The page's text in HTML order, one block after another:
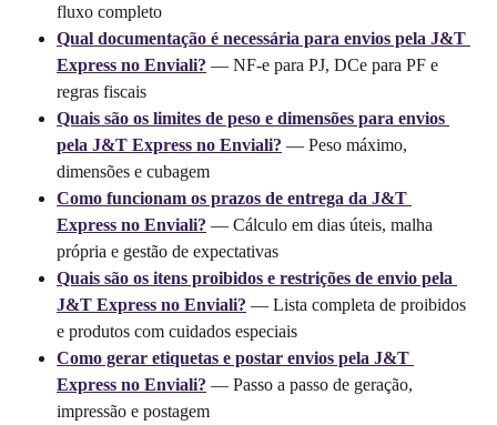
fluxo completo
Qual documentação é necessária para envios pela J&T
Express no Enviali? — NF-e para PJ, DCe para PF e
regras fiscais
Quais são os limites de peso e dimensões para envios
pela J&T Express no Enviali? — Peso máximo,
dimensões e cubagem
Como funcionam os prazos de entrega da J&T
Express no Enviali? — Cálculo em dias úteis, malha
própria e gestão de expectativas
Quais são os itens proibidos e restrições de envio pela
J&T Express no Enviali? — Lista completa de proibidos
e produtos com cuidados especiais
Como gerar etiquetas e postar envios pela J&T
Express no Enviali? — Passo a passo de geração,
impressão e postagem